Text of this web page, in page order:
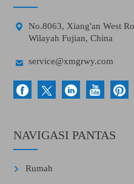

No.8063, Xiang'an West
Wilayah Fujian, China
 service@xmgrwy.com
NAVIGASI PANTAS
Rumah